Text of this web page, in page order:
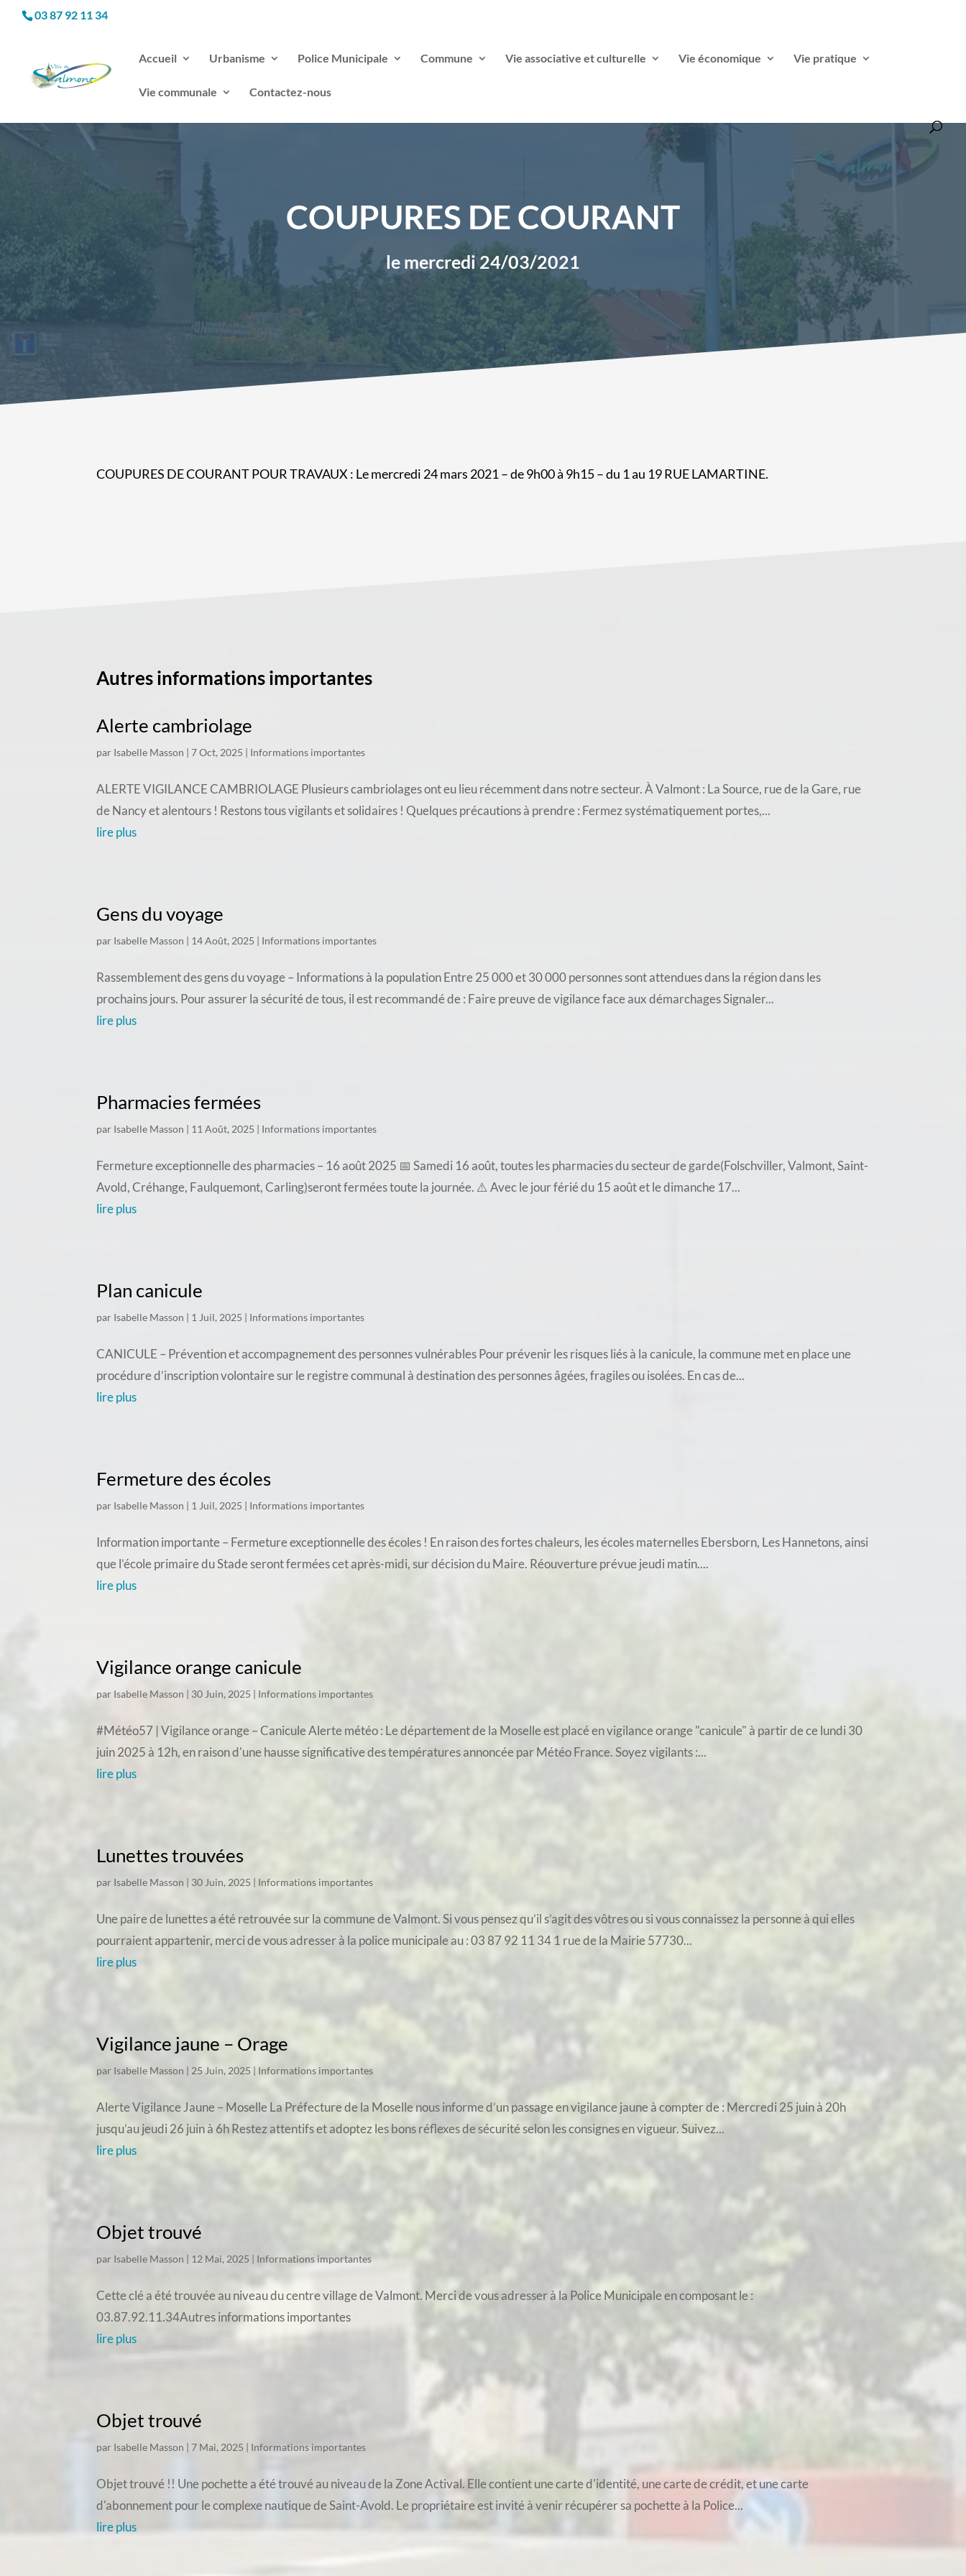
03 87 92 11 34
Accueil Urbanisme Police Municipale Commune Vie associative et culturelle Vie économique Vie pratique
Vie communale Contactez-nous
COUPURES DE COURANT
le mercredi 24/03/2021
COUPURES DE COURANT POUR TRAVAUX : Le mercredi 24 mars 2021 – de 9h00 à 9h15 – du 1 au 19 RUE LAMARTINE.
Autres informations importantes
Alerte cambriolage
par Isabelle Masson |7 Oct, 2025 | Informations importantes
ALERTE VIGILANCE CAMBRIOLAGE Plusieurs cambriolages ont eu lieu récemment dans notre secteur. À Valmont : La Source, rue de la Gare, rue
de Nancy et alentours ! Restons tous vigilants et solidaires ! Quelques précautions à prendre : Fermez systématiquement portes,...
lire plus
Gens du voyage
par Isabelle Masson | 14 Août, 2025 | Informations importantes
Rassemblement des gens du voyage – Informations à la population Entre 25 000 et 30 000 personnes sont attendues dans la région dans les
prochains jours. Pour assurer la sécurité de tous, il est recommandé de : Faire preuve de vigilance face aux démarchages Signaler...
lire plus
Pharmacies fermées
par Isabelle Masson | 11 Août, 2025 | Informations importantes
Fermeture exceptionnelle des pharmacies – 16 août 2025 📅 Samedi 16 août, toutes les pharmacies du secteur de garde(Folschviller, Valmont, Saint-
Avold, Créhange, Faulquemont, Carling)seront fermées toute la journée. ⚠️ Avec le jour férié du 15 août et le dimanche 17...
lire plus
Plan canicule
par Isabelle Masson | 1 Juil, 2025 | Informations importantes
CANICULE – Prévention et accompagnement des personnes vulnérables Pour prévenir les risques liés à la canicule, la commune met en place une
procédure d’inscription volontaire sur le registre communal à destination des personnes âgées, fragiles ou isolées. En cas de...
lire plus
Fermeture des écoles
par Isabelle Masson | 1 Juil, 2025 | Informations importantes
Information importante – Fermeture exceptionnelle des écoles ! En raison des fortes chaleurs, les écoles maternelles Ebersborn, Les Hannetons, ainsi
que l’école primaire du Stade seront fermées cet après-midi, sur décision du Maire. Réouverture prévue jeudi matin....
lire plus
Vigilance orange canicule
par Isabelle Masson | 30 Juin, 2025 | Informations importantes
#Météo57 | Vigilance orange – Canicule Alerte météo : Le département de la Moselle est placé en vigilance orange "canicule" à partir de ce lundi 30
juin 2025 à 12h, en raison d'une hausse significative des températures annoncée par Météo France. Soyez vigilants :...
lire plus
Lunettes trouvées
par Isabelle Masson | 30 Juin, 2025 | Informations importantes
Une paire de lunettes a été retrouvée sur la commune de Valmont. Si vous pensez qu’il s’agit des vôtres ou si vous connaissez la personne à qui elles
pourraient appartenir, merci de vous adresser à la police municipale au : 03 87 92 11 34 1 rue de la Mairie 57730...
lire plus
Vigilance jaune – Orage
par Isabelle Masson | 25 Juin, 2025 | Informations importantes
Alerte Vigilance Jaune – Moselle La Préfecture de la Moselle nous informe d’un passage en vigilance jaune à compter de : Mercredi 25 juin à 20h
jusqu’au jeudi 26 juin à 6h Restez attentifs et adoptez les bons réflexes de sécurité selon les consignes en vigueur. Suivez...
lire plus
Objet trouvé
par Isabelle Masson | 12 Mai, 2025 | Informations importantes
Cette clé a été trouvée au niveau du centre village de Valmont. Merci de vous adresser à la Police Municipale en composant le :
03.87.92.11.34Autres informations importantes
lire plus
Objet trouvé
par Isabelle Masson |7 Mai, 2025 | Informations importantes
Objet trouvé !! Une pochette a été trouvé au niveau de la Zone Actival. Elle contient une carte d'identité, une carte de crédit, et une carte
d'abonnement pour le complexe nautique de Saint-Avold. Le propriétaire est invité à venir récupérer sa pochette à la Police...
lire plus